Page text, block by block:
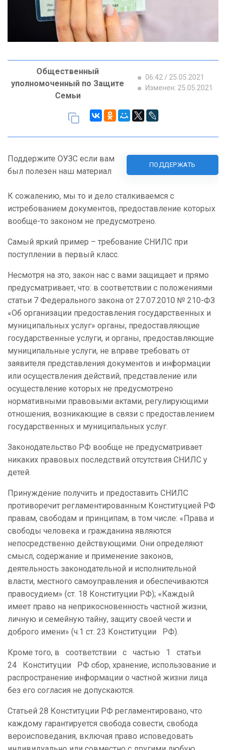
Общественный
уполномоченный по Защите
Семьи
06:42 / 25.05.2021
Изменен: 25.05.2021
Поддержите ОУЗС если вам
был полезен наш материал
ПОДДЕРЖАТЬ
К сожалению, мы то и дело сталкиваемся с
истребованием документов, предоставление которых
вообще-то законом не предусмотрено.
Самый яркий пример – требование СНИЛС при
поступлении в первый класс.
Несмотря на это, закон нас с вами защищает и прямо
предусматривает, что: в соответствии с положениями
статьи 7 Федерального закона от 27.07.2010 № 210-ФЗ
«Об организации предоставления государственных и
муниципальных услуг» органы, предоставляющие
государственные услуги, и органы, предоставляющие
муниципальные услуги, не вправе требовать от
заявителя представления документов и информации
или осуществления действий, представление или
осуществление которых не предусмотрено
нормативными правовыми актами, регулирующими
отношения, возникающие в связи с предоставлением
государственных и муниципальных услуг.
Законодательство РФ вообще не предусматривает
никаких правовых последствий отсутствия СНИЛС у
детей.
Принуждение получить и предоставить СНИЛС
противоречит регламентированным Конституцией РФ
правам, свободам и принципам, в том числе: «Права и
свободы человека и гражданина являются
непосредственно действующими. Они определяют
смысл, содержание и применение законов,
деятельность законодательной и исполнительной
власти, местного самоуправления и обеспечиваются
правосудием» (ст. 18 Конституции РФ); «Каждый
имеет право на неприкосновенность частной жизни,
личную и семейную тайну, защиту своей чести и
доброго имени» (ч.1 ст. 23 Конституции РФ).
Кроме того, в соответствии с частью 1 статьи
24 Конституции РФ сбор, хранение, использование и
распространение информации о частной жизни лица
без его согласия не допускаются.
Статьей 28 Конституции РФ регламентировано, что
каждому гарантируется свобода совести, свобода
вероисповедания, включая право исповедовать